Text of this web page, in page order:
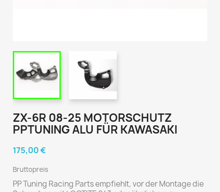
ZX-6R 08-25 MOTORSCHUTZ
PPTUNING ALU FÜR KAWASAKI
175,00 €
Bruttopreis
PP Tuning Racing Parts empfiehlt, vor der Montage die